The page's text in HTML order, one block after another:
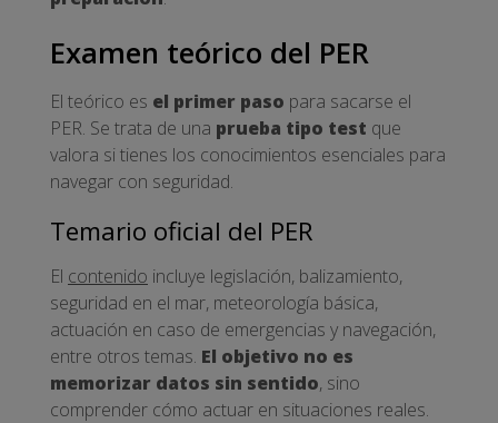
Examen teórico del PER
El teórico es el primer paso para sacarse el
PER. Se trata de una prueba tipo test que
valora si tienes los conocimientos esenciales para
navegar con seguridad.
Temario oficial del PER
El contenido incluye legislación, balizamiento,
seguridad en el mar, meteorología básica,
actuación en caso de emergencias y navegación,
entre otros temas. El objetivo no es
memorizar datos sin sentido, sino
comprender cómo actuar en situaciones reales.